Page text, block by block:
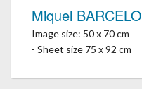
Miquel BARCELO
Image size: 50 x 70 cm
- Sheet size 75 x 92 cm